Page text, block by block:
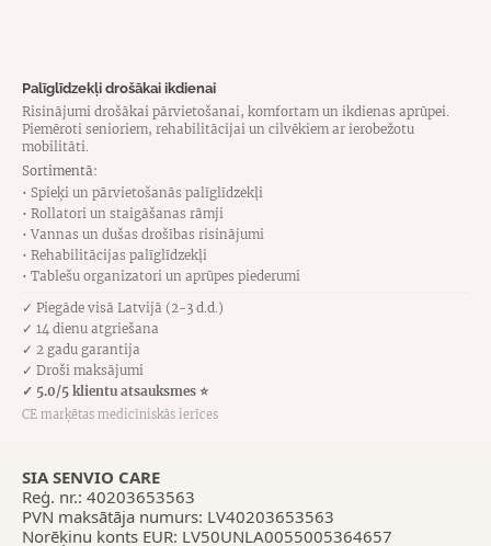
Palīglīdzekļi drošākai ikdienai
Risinājumi drošākai pārvietošanai, komfortam un ikdienas aprūpei.
Piemēroti senioriem, rehabilitācijai un cilvēkiem ar ierobežotu
mobilitāti.
Sortimentā:
• Spieķi un pārvietošanās palīglīdzekļi
• Rollatori un staigāšanas rāmji
• Vannas un dušas drošības risinājumi
• Rehabilitācijas palīglīdzekļi
• Tablešu organizatori un aprūpes piederumi
✓ Piegāde visā Latvijā (2-3 d.d.)
✓ 14 dienu atgriešana
✓ 2 gadu garantija
✓ Droši maksājumi
✓ 5.0/5 klientu atsauksmes ⭐
CE marķētas medicīniskās ierīces
SIA SENVIO CARE
Reģ. nr.: 40203653563
PVN maksātāja numurs: LV40203653563
Norēķinu konts EUR: LV50UNLA0055005364657